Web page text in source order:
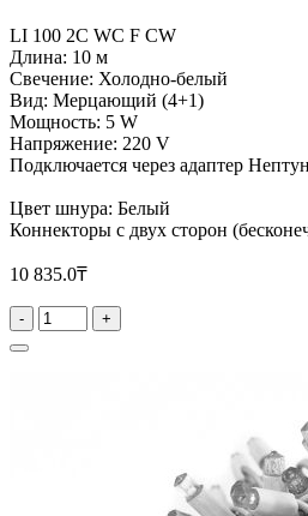
LI 100 2C WC F CW
Длина: 10 м
Свечение: Холодно-белый
Вид: Мерцающий (4+1)
Мощность: 5 W
Напряжение: 220 V
Подключается через адаптер Нептун
Цвет шнура: Белый
Коннекторы с двух сторон
10 835.0₸
- +